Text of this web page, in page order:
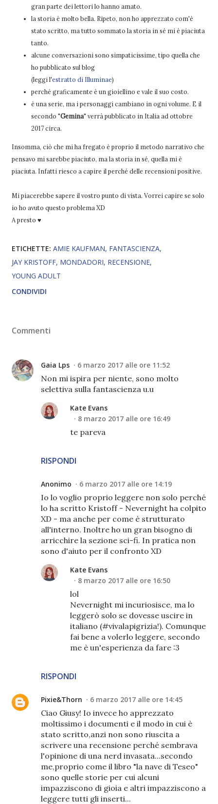
gran parte dei lettori lo hanno amato.
la storia è molto bella. Ripeto, non ho apprezzato com'è
stato scritto, ma tutto sommato la storia in sé mi è piaciuta
tanto.
alcune conversazioni sono simpaticissime, tipo quella che
ho pubblicato sul blog
(leggi l'estratto di Illuminae)
perché graficamente è un gioiellino e vale il suo costo.
è una serie, ma i personaggi cambiano in ogni volume. E il
secondo "Gemina" verrà pubblicato in Italia ad ottobre
2017 circa.
Insomma, ciò che mi ha fregato è proprio il metodo narrativo che
pensavo mi sarebbe piaciuto, ma la storia in sé, quella mi è
piaciuta. Infatti riesco a capire il perché delle recensioni positive.
Mi piacerebbe sapere il vostro punto di vista. Vorrei capire se solo
io ho avuto questo problema XD
A presto ♥
ETICHETTE: AMIE KAUFMAN FANTASCIENZA
JAY KRISTOFF MONDADORI RECENSIONE
YOUNG ADULT
CONDIVIDI
Commenti
Gaia Lps 6 marzo 2017 alle ore 11:52
Non mi ispira per niente, sono molto
selettiva sulla fantascienza u.u
RISPONDI
Kate Evans
8 marzo 2017 alle ore 16:49
te pareva
Anonimo 6 marzo 2017 alle ore 14:19
Io lo voglio proprio leggere non solo perché
lo ha scritto Kristoff - Nevernight ha colpito
XD - ma anche per come è strutturato
all'interno. Inoltre ho un gran bisogno di
arricchire la sezione sci-fi. In pratica non
sono d'aiuto per il confronto XD
RISPONDI
Kate Evans
8 marzo 2017 alle ore 16:50
lol
Nevernight mi incuriosisce, ma lo
leggerò solo se dovesse uscire in
italiano (#vivalapigrizia!). Comunque
fai bene a volerlo leggere, secondo
me è un'esperienza da fare :3
Pixie&Thorn 6 marzo 2017 alle ore 14:45
Ciao Giusy! Io invece ho apprezzato
moltissimo i documenti e il modo in cui è
stato scritto,anzi non sono riuscita a
scrivere una recensione perché sembrava
l'opinione di una nerd invasata...secondo
me,proprio come il libro "la nave di Teseo"
sono quelle storie per cui alcuni
impazziscono di gioia e altri impazziscono a
leggere tutti gli inserti...